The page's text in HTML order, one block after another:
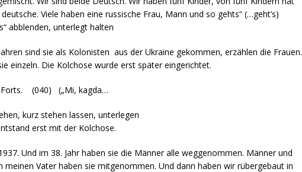
Viele haben eine russische Frau, Mann und so gehts“ (…geht’s)
abblenden, unterlegt halten
sind sie als Kolonisten aus der Ukraine gekommen, erzählen die Frauen.
einzeln. Die Kolchose wurde erst später eingerichtet.
Forts. (040) („Mi, kagda…
kurz stehen lassen, unterlegen
erst mit der Kolchose.
Und im 38. Jahr haben sie die Männer alle weggenommen. Männer und
meinen Vater haben sie mitgenommen. Und dann haben wir rübergebaut in